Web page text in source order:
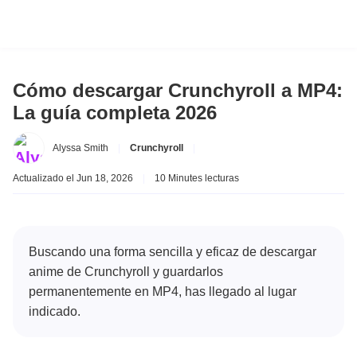
Cómo descargar Crunchyroll a MP4:
La guía completa 2026
Alyssa Smith Crunchyroll
Actualizado el Jun 18, 2026 10 Minutes lecturas
Buscando una forma sencilla y eficaz de descargar
anime de Crunchyroll y guardarlos
permanentemente en MP4, has llegado al lugar
indicado.